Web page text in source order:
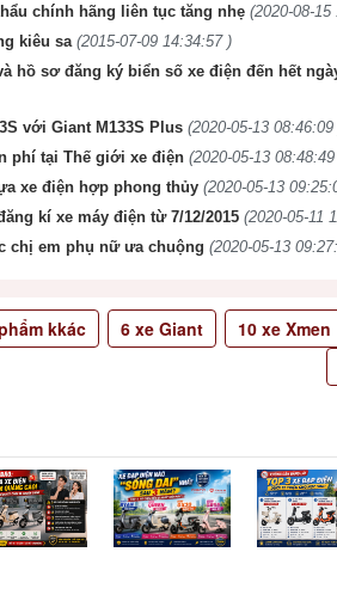
chính hãng liên tục tăng nhẹ (2020-08-15
kiêu sa (2015-07-09 14:34:57 )
hồ sơ đăng ký biển số xe điện đến hết
với Giant M133S Plus (2020-05-13 08:46:09
phí tại Thế giới xe điện (2020-05-13
xe điện hợp phong thủy (2020-05-13
kí xe máy điện từ 7/12/2015 (2020-05-11
chị em phụ nữ ưa chuộng (2020-05-13
kkác 6xe Giant 10xe Xmen